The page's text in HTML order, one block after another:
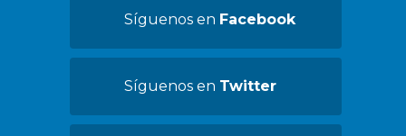
Síguenos en Facebook
Síguenos en Twitter